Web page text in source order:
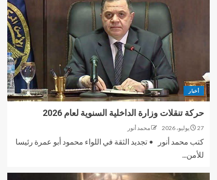
أخبار
حركة تنقلات وزارة الداخلية السنوية لعام 2026
27 يوليو، 2026 محمد أنور
كتب محمد أنور • تجديد الثقة في اللواء محمود أبو عمرة رئيسا
للأمن...